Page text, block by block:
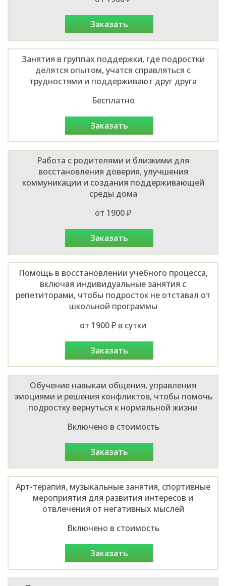
заказать
Занятия в группах поддержки, где подростки
делятся опытом, учатся справляться с
трудностями и поддерживают друг друга
Бесплатно
заказать
Работа с родителями и близкими для
восстановления доверия, улучшения
коммуникации и создания поддерживающей
среды дома
от 1900 ₽
заказать
Помощь в восстановлении учебного процесса,
включая индивидуальные занятия с
репетиторами, чтобы подросток не отставал от
школьной программы
от 1900 ₽ в сутки
заказать
Обучение навыкам общения, управления
эмоциями и решения конфликтов, чтобы помочь
подростку вернуться к нормальной жизни
Включено в стоимость
заказать
Арт-терапия, музыкальные занятия, спортивные
мероприятия для развития интересов и
отвлечения от негативных мыслей
Включено в стоимость
заказать